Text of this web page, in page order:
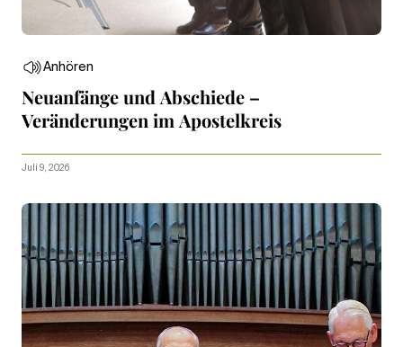
Anhören
Neuanfänge und Abschiede –
Veränderungen im Apostelkreis
Juli 9, 2026